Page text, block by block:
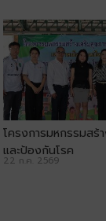
โครงการมหกรรมสร้
และป้องกันโรค
22 ก.ค. 2569